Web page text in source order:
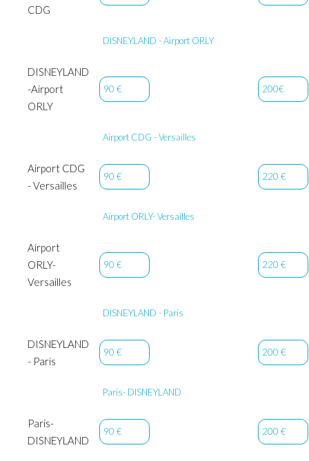
CDG
DISNEYLAND - Airport ORLY
DISNEYLAND
-Airport
ORLY
90 € 200€
Airport CDG - Versailles
Airport CDG
- Versailles
90 € 220 €
Airport ORLY- Versailles
Airport
ORLY-
Versailles
90 € 220 €
DISNEYLAND - Paris
DISNEYLAND
- Paris
90 € 200 €
Paris- DISNEYLAND
Paris-
DISNEYLAND
90 € 200 €